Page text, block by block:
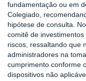
fundamentação ou em
Colegiado,
hipótese de consulta.
comitê de
riscos, ressaltando que
administradores na
cumprimento conforme
dispositivos não